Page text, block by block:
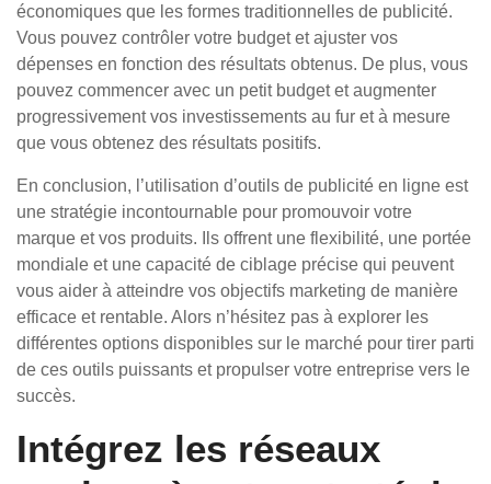
économiques que les formes traditionnelles de publicité.
Vous pouvez contrôler votre budget et ajuster vos
dépenses en fonction des résultats obtenus. De plus, vous
pouvez commencer avec un petit budget et augmenter
progressivement vos investissements au fur et à mesure
que vous obtenez des résultats positifs.
En conclusion, l’utilisation d’outils de publicité en ligne est
une stratégie incontournable pour promouvoir votre
marque et vos produits. Ils offrent une flexibilité, une portée
mondiale et une capacité de ciblage précise qui peuvent
vous aider à atteindre vos objectifs marketing de manière
efficace et rentable. Alors n’hésitez pas à explorer les
différentes options disponibles sur le marché pour tirer parti
de ces outils puissants et propulser votre entreprise vers le
succès.
Intégrez les réseaux